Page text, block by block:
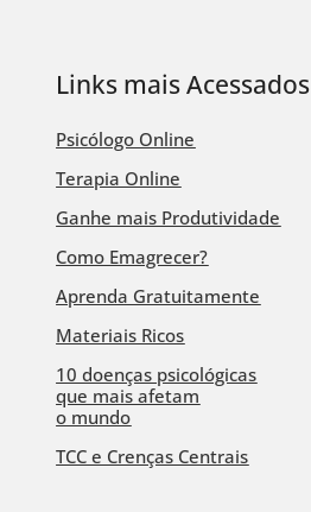
Links mais Acessados
Psicólogo Online
Terapia Online
Ganhe mais Produtividade
Como Emagrecer?
Aprenda Gratuitamente
Materiais Ricos
10 doenças psicológicas
que mais afetam
o mundo
TCC e Crenças Centrais